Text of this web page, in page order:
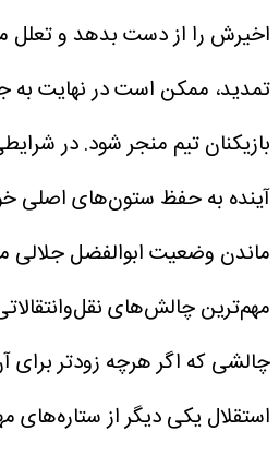
اخیرش را از دست بدهد و تعلل
تمدید، ممکن است در نهایت به
بازیکنان تیم منجر شود.در
آینده به حفظ ستون‌های اصلی خود
ماندن وضعیت ابوالفضل جلالی
مهم‌ترین چالش‌های
چالشی که اگر هرچه زودتر برای
استقلال یکی دیگر از